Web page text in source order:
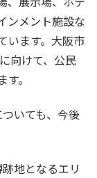
ンメント施設な
います。大阪市
向けて、公民
。
いても、今後
地となるエリ